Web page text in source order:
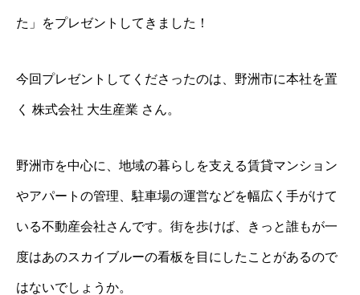
た」をプレゼントしてきました！
今回プレゼントしてくださったのは、野洲市に本社を置
く 株式会社 大生産業 さん。
野洲市を中心に、地域の暮らしを支える賃貸マンション
やアパートの管理、駐車場の運営などを幅広く手がけて
いる不動産会社さんです。街を歩けば、きっと誰もが一
度はあのスカイブルーの看板を目にしたことがあるので
はないでしょうか。